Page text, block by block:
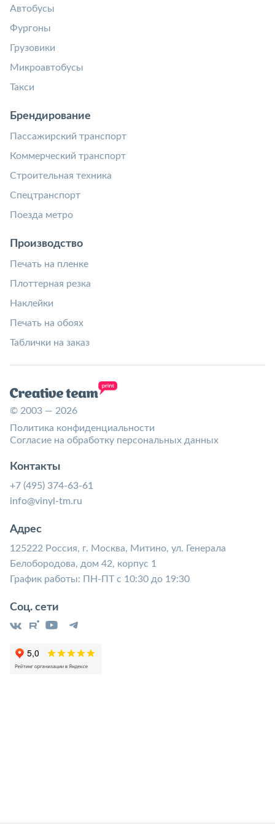
Автобусы
Фургоны
Грузовики
Микроавтобусы
Такси
Брендирование
Пассажирский транспорт
Коммерческий транспорт
Строительная техника
Спецтранспорт
Поезда метро
Производство
Печать на пленке
Плоттерная резка
Наклейки
Печать на обоях
Таблички на заказ
© 2003 — 2026
Политика конфиденциальности
Согласие на обработку персональных данных
Контакты
+7 (495) 374-63-61
info@vinyl-tm.ru
Адрес
125222 Россия, г. Москва, Митино, ул. Генерала
Белобородова, дом 42, корпус 1
График работы: ПН-ПТ с 10:30 до 19:30
Соц. сети